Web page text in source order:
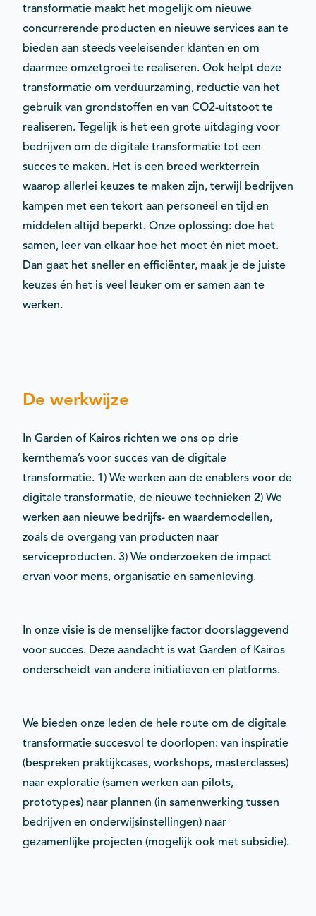
transformatie maakt het mogelijk om nieuwe
concurrerende producten en nieuwe services aan te
bieden aan steeds veeleisender klanten en om
daarmee omzetgroei te realiseren. Ook helpt deze
transformatie om verduurzaming, reductie van het
gebruik van grondstoffen en van CO2-uitstoot te
realiseren. Tegelijk is het een grote uitdaging voor
bedrijven om de digitale transformatie tot een
succes te maken. Het is een breed werkterrein
waarop allerlei keuzes te maken zijn, terwijl bedrijven
kampen met een tekort aan personeel en tijd en
middelen altijd beperkt. Onze oplossing: doe het
samen, leer van elkaar hoe het moet én niet moet.
Dan gaat het sneller en efficiënter, maak je de juiste
keuzes én het is veel leuker om er samen aan te
werken.
De werkwijze
In Garden of Kairos richten we ons op drie
kernthema’s voor succes van de digitale
transformatie. 1) We werken aan de enablers voor de
digitale transformatie, de nieuwe technieken 2) We
werken aan nieuwe bedrijfs- en waardemodellen,
zoals de overgang van producten naar
serviceproducten. 3) We onderzoeken de impact
ervan voor mens, organisatie en samenleving.
In onze visie is de menselijke factor doorslaggevend
voor succes. Deze aandacht is wat Garden of Kairos
onderscheidt van andere initiatieven en platforms.
We bieden onze leden de hele route om de digitale
transformatie succesvol te doorlopen: van inspiratie
(bespreken praktijkcases, workshops, masterclasses)
naar exploratie (samen werken aan pilots,
prototypes) naar plannen (in samenwerking tussen
bedrijven en onderwijsinstellingen) naar
gezamenlijke projecten (mogelijk ook met subsidie).